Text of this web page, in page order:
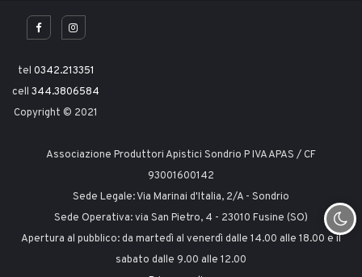
tel 0342.213351
cell 344.3806584
Copyright © 2021
Associazione Produttori Apistici Sondrio P IVA APAS / CF
93001600142
Sede Legale: Via Marinai d'Italia, 2/A - Sondrio
Sede Operativa: via San Pietro, 4 - 23010 Fusine (SO)
Apertura al pubblico: da martedì al venerdì dalle 14.00 alle 18.00 e il
sabato dalle 9.00 alle 12.00